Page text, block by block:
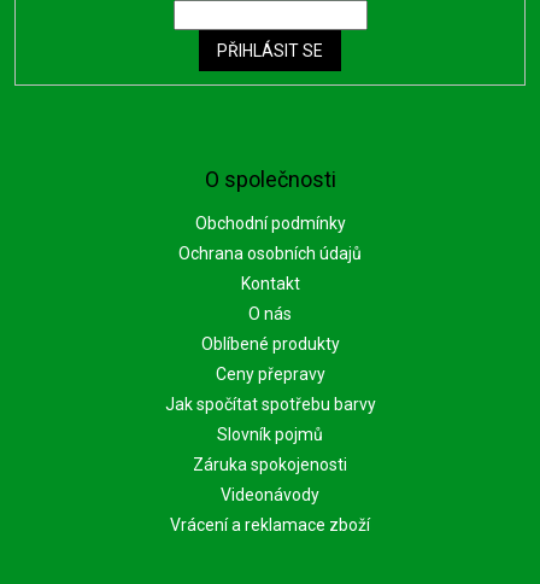
O společnosti
Obchodní podmínky
Ochrana osobních údajů
Kontakt
O nás
Oblíbené produkty
Ceny přepravy
Jak spočítat spotřebu barvy
Slovník pojmů
Záruka spokojenosti
Videonávody
Vrácení a reklamace zboží
PŘIHLÁSIT SE